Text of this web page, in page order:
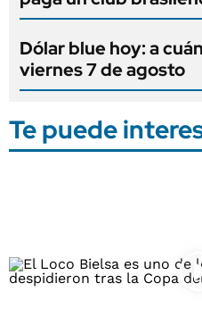
Dólar blue hoy: a
viernes 7 de agosto
Te puede